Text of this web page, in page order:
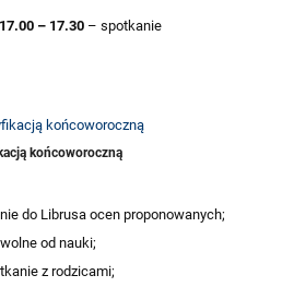
– 17.30 – spotkanie
będą dostępni od godziny
przedmiotowymi odbędą się w
końcoworoczną
do Librusa ocen proponowanych;
od nauki;
z rodzicami;